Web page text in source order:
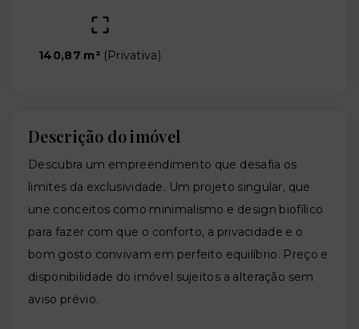
140,87 m² ( Privativa)
Descrição do imóvel
Descubra um empreendimento que desafia os
limites da exclusividade. Um projeto singular, que
une conceitos como minimalismo e design biofílico
para fazer com que o conforto, a privacidade e o
bom gosto convivam em perfeito equilíbrio. Preço e
disponibilidade do imóvel sujeitos a alteração sem
aviso prévio.